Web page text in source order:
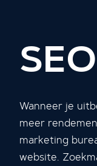
Wanneer je
meer
marketing
website.